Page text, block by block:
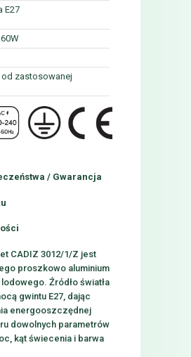
E27
od zastosowanej
/ Gwarancja
CADIZ 3012/1/Z jest
proszkowo aluminium
Źródło światła
gwintu E27, dając
energooszczędnej
dowolnych parametrów
kąt świecenia i barwa